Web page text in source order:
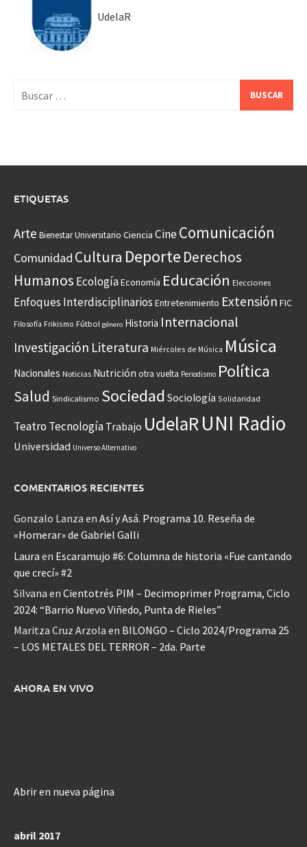
UdelaR
ETIQUETAS
Arte Bienestar Universitario Ciencia CineComunicación
Comunidad Cultura Deporte Derechos
Humanos EcologíaEconomía Educación Elecciones
Enfoques Interdisciplinarios Entretenimiento Extensión FIC
Filosofía Frikismo Fútbol género Historia Internacional
Investigación Literatura Miércoles de Música Música
Nacionales Noticias Nutrición otra vuelta Periodismo Política
Salud Sindicalismo Sociedad Sociología Solidaridad
Teatro Tecnología Trabajo UdelaRUNI Radio
Universidad Universo Alternativo
COMENTARIOS RECIENTES
Gonzalo Lanza en Así y Asá. Programa 10. Reseña de
«Homerar» de Gabriel Galli
Laura en Escaramujo #6: Columna de historia «Fue cantando
que crecí» #2
Silvana en Cientotrés PIM – Decimoprimer Programa, Ciclo
2024: “Barrio Nuevo Viñedo, Punta de Rieles”
Maritza Cruz Arzola en BILONGO – Ciclo 2024/Programa 25
– LOS METALES DEL TERROR – 2da. Parte
AHORA EN VIVO
Abrir en nueva página
abril 2017